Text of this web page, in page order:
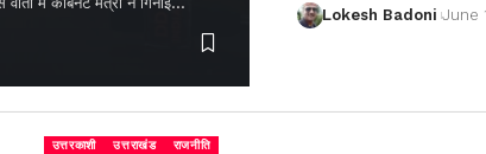
Lokesh Badoni June
उत्तरकाशी उत्तराखंड राजनीति